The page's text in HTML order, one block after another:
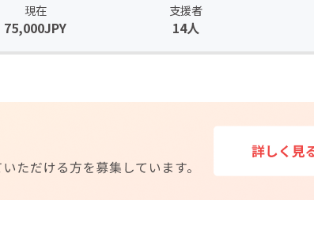
現在
75,000JPY
支援者
14人